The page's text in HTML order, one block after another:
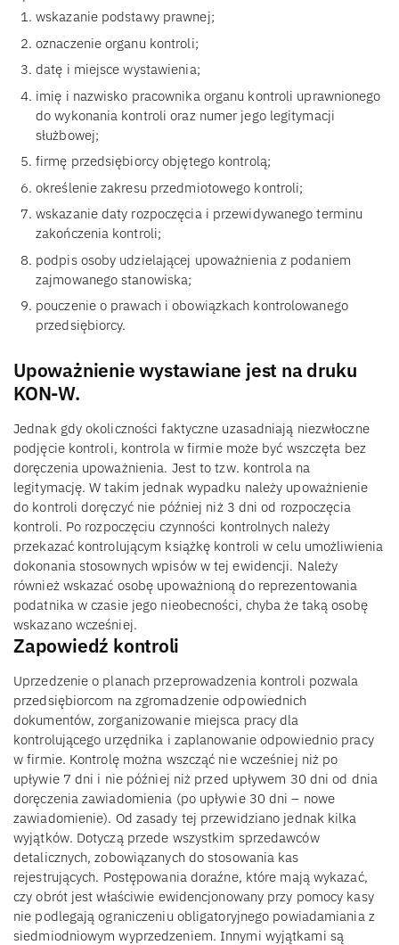
wskazanie podstawy prawnej;
oznaczenie organu kontroli;
datę i miejsce wystawienia;
imię i nazwisko pracownika organu kontroli uprawnionego
do wykonania kontroli oraz numer jego legitymacji
służbowej;
firmę przedsiębiorcy objętego kontrolą;
określenie zakresu przedmiotowego kontroli;
wskazanie daty rozpoczęcia i przewidywanego terminu
zakończenia kontroli;
podpis osoby udzielającej upoważnienia z podaniem
zajmowanego stanowiska;
pouczenie o prawach i obowiązkach kontrolowanego
przedsiębiorcy.
Upoważnienie wystawiane jest na druku
KON-W.
Jednak gdy okoliczności faktyczne uzasadniają niezwłoczne
podjęcie kontroli, kontrola w firmie może być wszczęta bez
doręczenia upoważnienia. Jest to tzw. kontrola na
legitymację. W takim jednak wypadku należy upoważnienie
do kontroli doręczyć nie później niż 3 dni od rozpoczęcia
kontroli. Po rozpoczęciu czynności kontrolnych należy
przekazać kontrolującym książkę kontroli w celu umożliwienia
dokonania stosownych wpisów w tej ewidencji. Należy
również wskazać osobę upoważnioną do reprezentowania
podatnika w czasie jego nieobecności, chyba że taką osobę
wskazano wcześniej.
Zapowiedź kontroli
Uprzedzenie o planach przeprowadzenia kontroli pozwala
przedsiębiorcom na zgromadzenie odpowiednich
dokumentów, zorganizowanie miejsca pracy dla
kontrolującego urzędnika i zaplanowanie odpowiednio pracy
w firmie. Kontrolę można wszcząć nie wcześniej niż po
upływie 7 dni i nie później niż przed upływem 30 dni od dnia
doręczenia zawiadomienia (po upływie 30 dni – nowe
zawiadomienie). Od zasady tej przewidziano jednak kilka
wyjątków. Dotyczą przede wszystkim sprzedawców
detalicznych, zobowiązanych do stosowania kas
rejestrujących. Postępowania doraźne, które mają wykazać,
czy obrót jest właściwie ewidencjonowany przy pomocy kasy
nie podlegają ograniczeniu obligatoryjnego powiadamiania z
siedmiodniowym wyprzedzeniem. Innymi wyjątkami są